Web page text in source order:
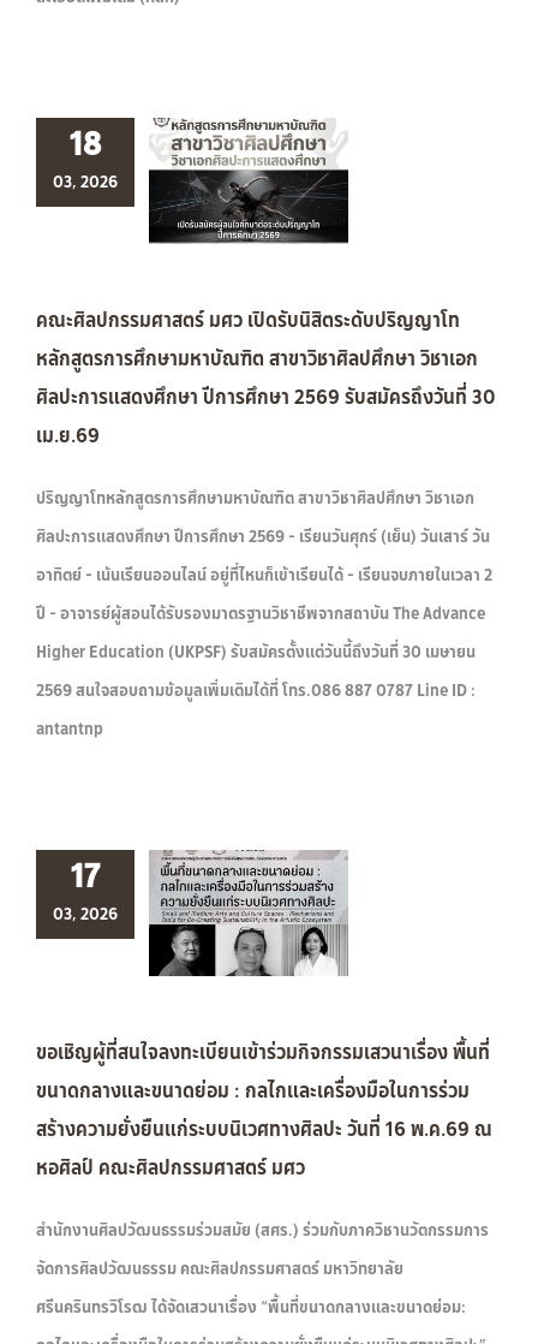
18
03, 2026
คณะศิลปกรรมศาสตร์ มศว เปิดรับนิสิตระดับปริญญาโท
หลักสูตรการศึกษามหาบัณฑิต สาขาวิชาศิลปศึกษา วิชาเอก
ศิลปะการแสดงศึกษา ปีการศึกษา 2569 รับสมัครถึงวันที่ 30
เม.ย.69
ปริญญาโทหลักสูตรการศึกษามหาบัณฑิต สาขาวิชาศิลปศึกษา วิชาเอก
ศิลปะการแสดงศึกษา ปีการศึกษา 2569 - เรียนวันศุกร์ (เย็น) วันเสาร์ วัน
อาทิตย์ - เน้นเรียนออนไลน์ อยู่ที่ไหนก็เข้าเรียนได้ - เรียนจบภายในเวลา 2
ปี - อาจารย์ผู้สอนได้รับรองมาตรฐานวิชาชีพจากสถาบัน The Advance
Higher Education (UKPSF) รับสมัครตั้งแต่วันนี้ถึงวันที่ 30 เมษายน
2569 สนใจสอบถามข้อมูลเพิ่มเติมได้ที่ โทร.086 887 0787 Line ID :
antantnp
17
03, 2026
ขอเชิญผู้ที่สนใจลงทะเบียนเข้าร่วมกิจกรรมเสวนาเรื่อง พื้นที่
ขนาดกลางและขนาดย่อม : กลไกและเครื่องมือในการร่วม
สร้างความยั่งยืนแก่ระบบนิเวศทางศิลปะ วันที่ 16 พ.ค.69 ณ
หอศิลป์ คณะศิลปกรรมศาสตร์ มศว
สำนักงานศิลปวัฒนธรรมร่วมสมัย (สศร.) ร่วมกับภาควิชานวัตกรรมการ
จัดการศิลปวัฒนธรรม คณะศิลปกรรมศาสตร์ มหาวิทยาลัย
ศรีนครินทรวิโรฒ ได้จัดเสวนาเรื่อง “พื้นที่ขนาดกลางและขนาดย่อม: